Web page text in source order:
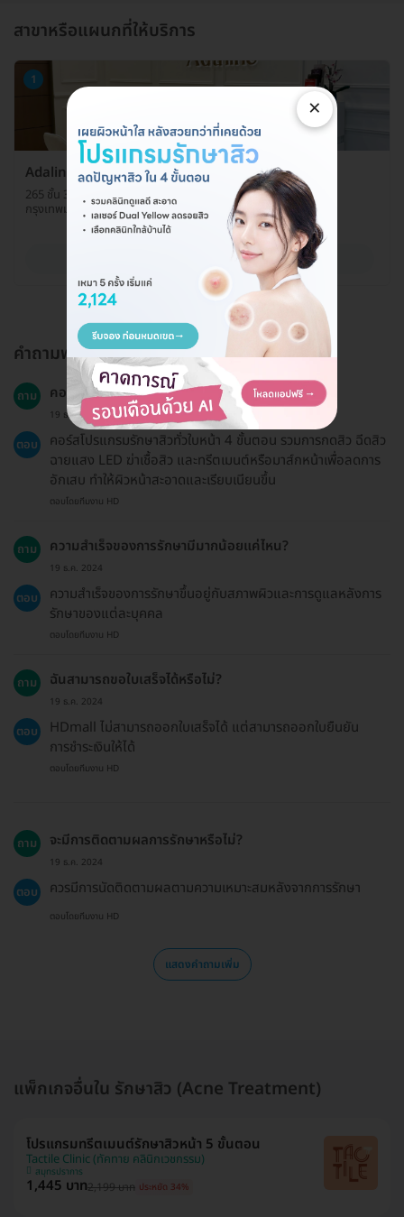
สาขาหรือแผนกที่ให้บริการ
1
Adaline Aesthetic Clinic
265 ชั้น 3 โครงการวนิลามูน ถ. จันทน์ แขวงทุ่งวัดดอน เขตสาทร
กรุงเทพมหานคร 10120
คำถามพบบ่อย
ถาม คอร์สโปรแกรมรักษาสิวคืออะไร?
19 ธ.ค. 2024
ตอบ
คอร์สโปรแกรมรักษาสิวทั่วใบหน้า 4 ขั้นตอน รวมการกดสิว ฉีดสิว
ฉายแสง LED ฆ่าเชื้อสิว และทรีตเมนต์หรือมาส์กหน้าเพื่อลดการ
อักเสบ ทำให้ผิวหน้าสะอาดและเรียบเนียนขึ้น
ตอบโดยทีมงาน HD
ถาม ความสำเร็จของการรักษามีมากน้อยแค่ไหน?
19 ธ.ค. 2024
ตอบ
ความสำเร็จของการรักษาขึ้นอยู่กับสภาพผิวและการดูแลหลังการ
รักษาของแต่ละบุคคล
ตอบโดยทีมงาน HD
ถาม ฉันสามารถขอใบเสร็จได้หรือไม่?
19 ธ.ค. 2024
ตอบ
HDmall ไม่สามารถออกใบเสร็จได้ แต่สามารถออกใบยืนยัน
การชำระเงินให้ได้
ตอบโดยทีมงาน HD
ถาม จะมีการติดตามผลการรักษาหรือไม่?
19 ธ.ค. 2024
ตอบ ควรมีการนัดติดตามผลตามความเหมาะสมหลังจากการรักษา
ตอบโดยทีมงาน HD
แสดงคำถามเพิ่ม
แพ็กเกจอื่นใน รักษาสิว (Acne Treatment)
โปรแกรมทรีตเมนต์รักษาสิวหน้า 5 ขั้นตอน
Tactile Clinic (ทัคทาย คลินิกเวชกรรม)
สมุทรปราการ
1,445 บาท2,199 บาท ประหยัด 34%
×